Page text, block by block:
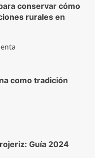
conservar cómo
rurales en
como tradición
Guía 2024